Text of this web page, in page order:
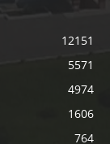
12151
5571
4974
1606
764